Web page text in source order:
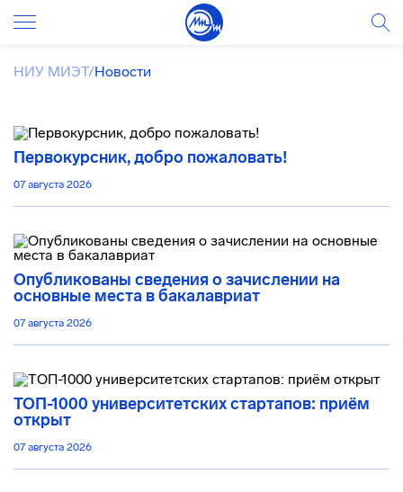
НИУ МИЭТ/Новости
Первокурсник, добро пожаловать!
07 августа 2026
Опубликованы сведения о зачислении на
основные места в бакалавриат
07 августа 2026
ТОП-1000 университетских стартапов: приём
открыт
07 августа 2026